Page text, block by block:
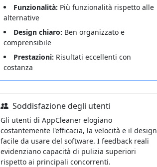
Funzionalità: Più funzionalità rispetto alle
alternative
Design chiaro: Ben organizzato e
comprensibile
Prestazioni: Risultati eccellenti con
costanza
Soddisfazione degli utenti
Gli utenti di AppCleaner elogiano
costantemente l'efficacia, la velocità e il design
facile da usare del software. I feedback reali
evidenziano capacità di pulizia superiori
rispetto ai principali concorrenti.